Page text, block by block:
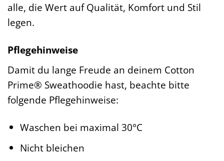
alle, die Wert auf Qualität, Komfort und Stil
legen.
Pflegehinweise
Damit du lange Freude an deinem Cotton
Prime® Sweathoodie hast, beachte bitte
folgende Pflegehinweise:
Waschen bei maximal 30°C
Nicht bleichen